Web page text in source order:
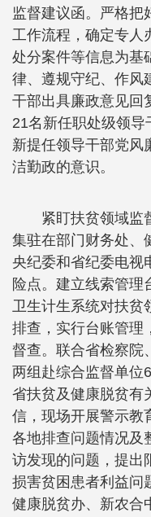
监督建议函。严格把
工作流程，确定专人
处分案件等信息为基
律、遵规守纪、作风
干部出具廉政意见回
21名新任职处级领
新提任领导干部党风
洁勤政的意识。
紧盯扶贫领域监
集驻在部门财务处、
央纪委和省纪委电视
险点。建立线索管理
卫生计生系统对扶贫
排查，实行台账管理
督查。联合省检察院
两组赴综合监督单位
省扶贫及健康脱贫有
信，现场开展警示教
各地排查问题情况及
访发现的问题，提出
损害贫困患者利益问
健康脱贫办、新农合